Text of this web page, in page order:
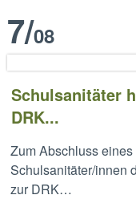
7/08
Schulsanitäter
DRK...
Zum Abschluss
Schulsanitäter/innen
zur DRK…